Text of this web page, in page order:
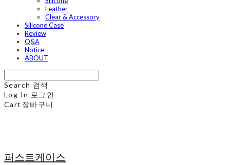
Leather
Clear & Accessory
Silicone Case
Review
Q&A
Notice
ABOUT
Search 검색
Log In 로그인
Cart 장바구니
퍼스트케이스